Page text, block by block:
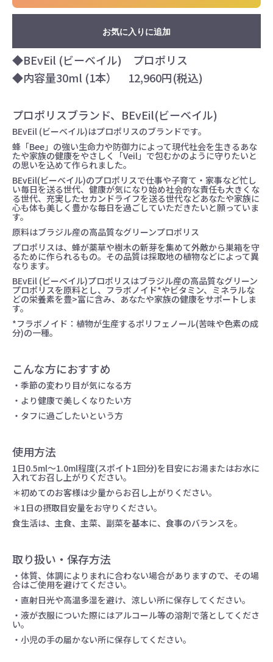
お気に入りに追加
◆BEvEil (ビーベイル) プロポリス
◆内容量30ml (1本） 12,960円(税込)
プロポリスブランド、BEvEil(ビーベイル)
BEvEil (ビーベイル)はプロポリスのブランドです。
蜂「Bee」の強い生命力や防御力によって現代社会を生きるあな
たや家族の健康をやさしく「Veil」で包むかのように守りたいと
の思いを込めて作られました。
BEvEil(ビーベイル)のプロポリスで仕事や子育て・家事など忙し
い毎日を送る世代、健康が気になり始め社会的な責任も大きくな
る世代、充実したセカンドライフを送る世代などあなたや家族に
心も体も美しく豊かな毎日を過ごしていただきたいと願っていま
す。
原料はブラジル産の高品質なグリーンプロポリス
プロポリスは、蜂が薬草や樹木の新芽を集めて外敵から巣箱を守
るために作られるもの。その品質は採取地の植物などによって異
なります。
BEvEil (ビーベイル)プロポリスはブラジル産の高品質なグリーン
プロポリスを原料とし、フラボノイド*やビタミン、ミネラルな
どの栄養素を豊>富に含み、あなたや家族の健康をサポートしま
す。
*フラボノイド：植物が生産するポリフェノール(苦味や色素の成
分)の一種。
こんな方におすすめ
・季節の変わり目が気になる方
・より健康で美しくなりたい方
・タフに過ごしたいという方
使用方法
1日0.5ml〜1.0ml程度(スポイト1回分)を目安にお湯またはお水に
入れてお召し上がりください。
＊初めてのお客様は少量からお召し上がりください。
＊1日の摂取目安量をお守りください。
食生活は、主食、主菜、副菜を基本に、食事のバランスを。
取り扱い・保存方法
・体質、体調によりまれに合わない場合がありますので、その場
合はご使用を避けてください。
・直射日光や高温多湿を避け、涼しい所に保存してください。
・液が衣服についた際にはアルコール等の溶剤で落としてくださ
い。
・小児の手の届かない所に保存してください。